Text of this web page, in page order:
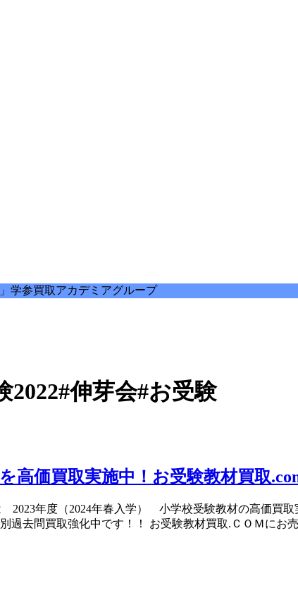
学参買取アカデミアグループ
伸芽会#お受験
価買取実施中！お受験教材買取
年度（2024年春入学） 小学校受験教材の高価買取
去問買取強化中です！！ お受験教材買取.ＣＯＭにお